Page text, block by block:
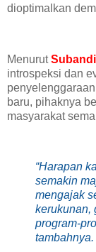
dioptimalkan
‎MenurutSubandi
introspeksi dan
baru, pihaknya
masyarakat
‎“Harapan
semakin
mengajak
kerukunan,
program-
tambahnya.